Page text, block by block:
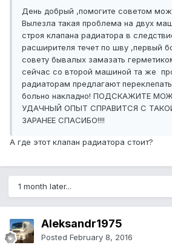
День добрый ,помогите советом
Вылезла такая проблема на двух
строя клапана радиатора в
расширителя течет по шву ,первый
совету бывалых замазать
сейчас со второй машиной та же
радиаторам предлагают
больно накладно! ПОДСКАЖИТЕ
УДАЧНЫЙ ОПЫТ СПРАВИТСЯ С
ЗАРАНЕЕ СПАСИБО!!!!
А где этот клапан радиатора стоит?
1 month later...
Aleksandr1975
Posted February 8, 2016